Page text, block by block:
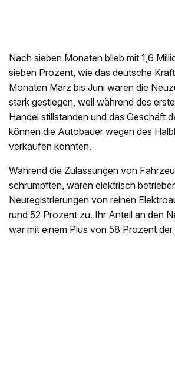
Nach sieben Monaten blieb mit 1,6
sieben Prozent, wie das deutsche
Monaten März bis Juni waren die
stark gestiegen, weil während des
Handel stillstanden und das Geschäft
können die Autobauer wegen des
verkaufen könnten.
Während die Zulassungen von
schrumpften, waren elektrisch
Neuregistrierungen von reinen
rund 52 Prozent zu. Ihr Anteil an den
war mit einem Plus von 58 Prozent